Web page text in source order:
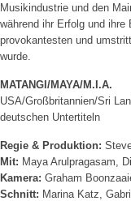
Musikindustrie und den
während ihr Erfolg und
provokantesten und
wurde.
MATANGI/MAYA/M.I.A.
USA/Großbritannien/Sri
deutschen Untertiteln
Regie & Produktion:
Mit: Maya Arulpragasam,
Kamera: Graham
Schnitt: Marina Katz,